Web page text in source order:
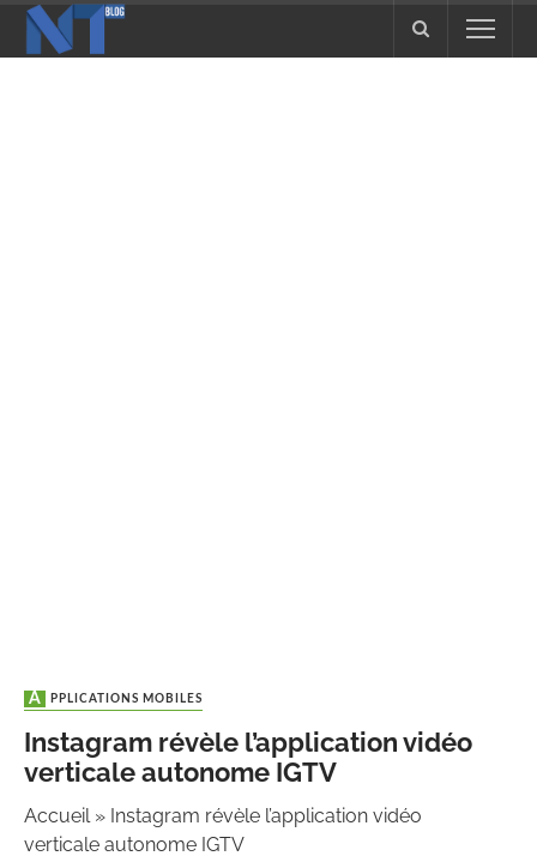
APPLICATIONS MOBILES
Instagram révèle l’application vidéo
verticale autonome IGTV
Accueil» Instagram révèle l’application vidéo
verticale autonome IGTV